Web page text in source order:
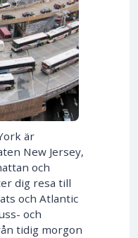
är
New Jersey,
och
dig resa till
och Atlantic
och
tidig morgon